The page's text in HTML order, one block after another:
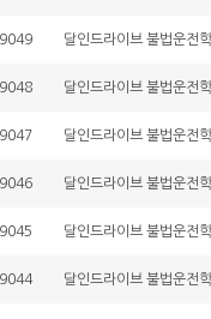
9049 달인드라이브 불법운전
9048 달인드라이브 불법운전
9047 달인드라이브 불법운전
9046 달인드라이브 불법운전
9045 달인드라이브 불법운전
9044 달인드라이브 불법운전